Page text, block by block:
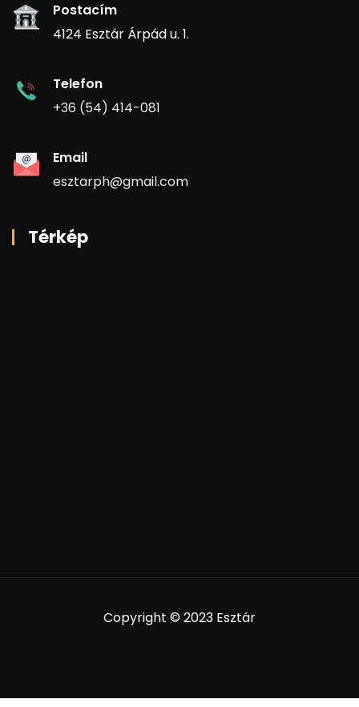
Postacím
4124 Esztár Árpád u. 1.
Telefon
+36 (54) 414-081
Email
esztarph@gmail.com
Térkép
Copyright © 2023 Esztár